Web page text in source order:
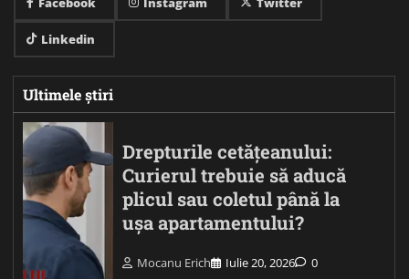
Linkedin
Ultimele știri
Drepturile cetățeanului:
Curierul trebuie să aducă
plicul sau coletul până la
ușa apartamentului?
Mocanu Erich Iulie 20, 2026 0